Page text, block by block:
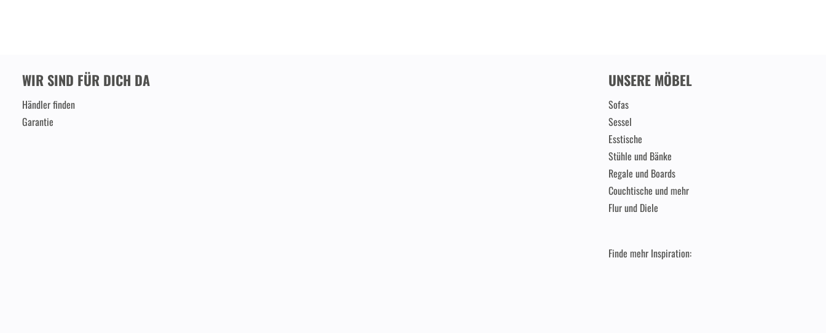
WIR SIND FÜR DICH DA
Händler finden
Garantie
UNSERE MÖBEL
Sofas
Sessel
Esstische
Stühle und Bänke
Regale und Boards
Couchtische und mehr
Flur und Diele
Finde mehr Inspiration: